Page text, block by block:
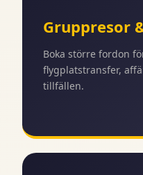
Gruppresor
Boka större fordon
flygplatstransfer,
tillfällen.